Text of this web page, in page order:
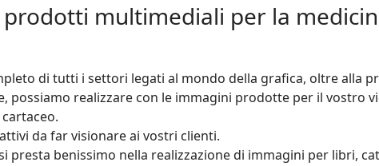
multimediali per la
di tutti i settori legati al mondo della grafica, oltre alla
realizzare con le immagini prodotte per il vostro
da far visionare ai vostri clienti.
benissimo nella realizzazione di immagini per libri,